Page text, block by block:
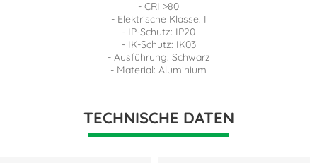
- CRI >80
- Elektrische Klasse: I
- IP-Schutz: IP20
- IK-Schutz: IK03
- Ausführung: Schwarz
- Material: Aluminium
TECHNISCHE DATEN